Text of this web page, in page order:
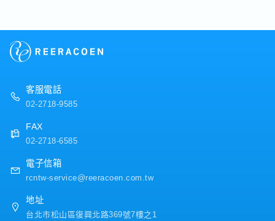
外部文件（包含中文、日文資料製作及翻譯等）・協
助投標相關業務（製作投標文件、與業主協調、契約
談判等）・協助已得標案件的契約履行作業（商務管
本總公司進行日常聯繫與溝通
【公司福利】
・年終獎金
・健康檢查 (1年1次)
・伙食津貼
・交通津貼
・租房補助
・員工旅遊
・優於勞基法特休
客服電話
02-2718-9585
FAX
02-2718-6585
電子信箱
rcntw-service@reeracoen.com.tw
地址
台北市松山區復興北路369號7樓之1